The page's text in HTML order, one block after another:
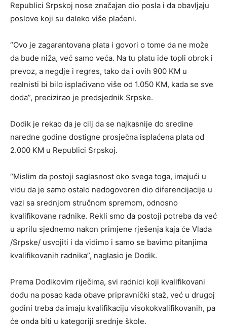
Republici Srpskoj nose značajan dio posla i da obavljaju
poslove koji su daleko više plaćeni.
“Ovo je zagarantovana plata i govori o tome da ne može
da bude niža, već samo veća. Na tu platu ide topli obrok i
prevoz, a negdje i regres, tako da i ovih 900 KM u
realnisti bi bilo isplaćivano više od 1.050 KM, kada se sve
doda”, precizirao je predsjednik Srpske.
Dodik je rekao da je cilj da se najkasnije do sredine
naredne godine dostigne prosječna isplaćena plata od
2.000 KM u Republici Srpskoj.
“Mislim da postoji saglasnost oko svega toga, imajući u
vidu da je samo ostalo nedogovoren dio diferencijacije u
vazi sa srednjom stručnom spremom, odnosno
kvalifikovane radnike. Rekli smo da postoji potreba da već
u aprilu sjednemo nakon primjene rješenja kaja će Vlada
/Srpske/ usvojiti i da vidimo i samo se bavimo pitanjima
kvalifikovanih radnika”, naglasio je Dodik.
Prema Dodikovim riječima, svi radnici koji kvalifikovani
dođu na posao kada obave pripravnički staž, već u drugoj
godini treba da imaju kvalifikaciju visokokvalifikovanih, pa
će onda biti u kategoriji srednje škole.